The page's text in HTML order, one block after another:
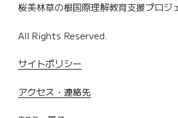
桜美林草の根国際理解教育支援プロジ
All Rights Reserved.
サイトポリシー
アクセス・連絡先